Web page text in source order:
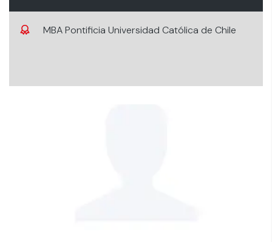
MBA Pontificia Universidad Católica de Chile